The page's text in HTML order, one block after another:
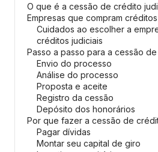
O que é a cessão de crédito
Empresas que compram
Cuidados ao escolher a
créditos judiciais
Passo a passo para a cessão
Envio do processo
Análise do processo
Proposta e aceite
Registro da cessão
Depósito dos honorários
Por que fazer a cessão de
Pagar dívidas
Montar seu capital de giro